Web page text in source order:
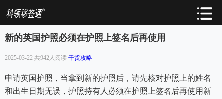
新的英国护照必须在护照上签名后再使用
2025-03-22 共942人阅读 干货攻略
申请英国护照，当拿到新的护照后，请先核对护照上的姓名
和出生日期无误，护照持有人必须在护照上签名后再使用新